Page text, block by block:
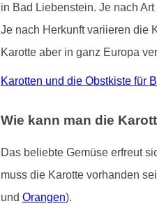
in Bad Liebenstein. Je nach
Je nach Herkunft variieren die
Karotte aber in ganz Europa
Karotten und die Obstkiste für
Wie kann man die
Das beliebte Gemüse erfreut
muss die Karotte vorhanden
und Orangen).